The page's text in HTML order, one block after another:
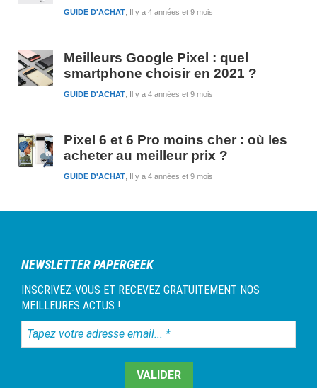
Il y a 4 années et 9 mois
GUIDE D'ACHAT
Meilleurs Google Pixel : quel
smartphone choisir en 2021 ?
Il y a 4 années et 9 mois
GUIDE D'ACHAT
Pixel 6 et 6 Pro moins cher : où les
acheter au meilleur prix ?
Il y a 4 années et 9 mois
GUIDE D'ACHAT
NEWSLETTER PAPERGEEK
INSCRIVEZ-VOUS ET RECEVEZ GRATUITEMENT NOS
MEILLEURES ACTUS !
Tapez
votre